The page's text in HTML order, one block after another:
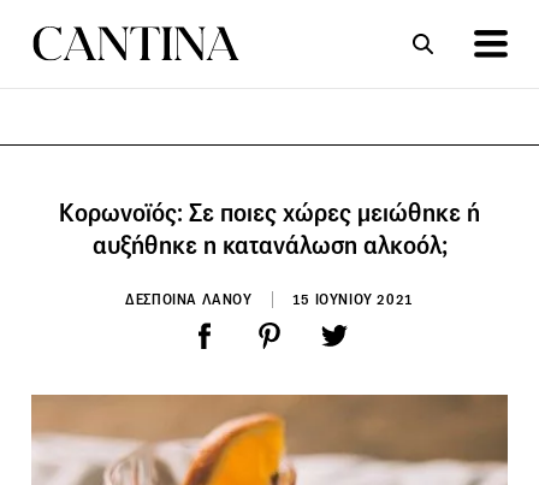
Κορωνοϊός: Σε ποιες χώρες μειώθηκε ή
αυξήθηκε η κατανάλωση αλκοόλ;
ΔΕΣΠΟΙΝΑ ΛΑΝΟΥ 15 ΙΟΥΝΙΟΥ 2021